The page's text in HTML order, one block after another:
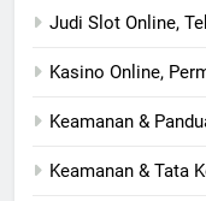
Judi Slot Online,
Kasino Online,
Keamanan &
Keamanan & Tata